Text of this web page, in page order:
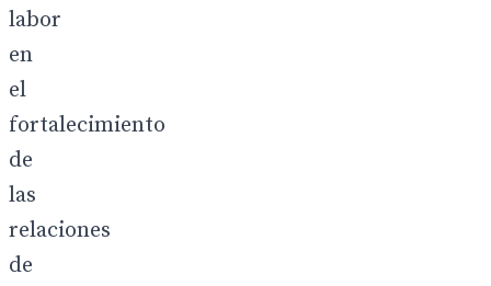
labor
en
el
fortalecimiento
de
las
relaciones
de